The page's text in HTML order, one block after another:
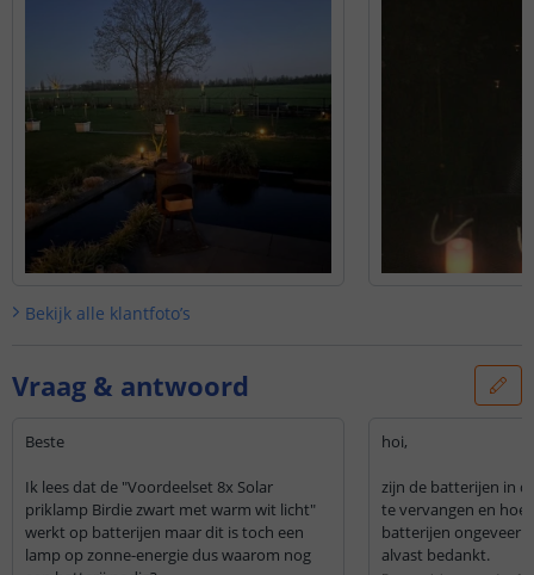
Zou u dit willen proberen? Bij
vragen en/of opmerkingen mag
u altijd contact opnemen met
onze klantenservice.
Bekijk alle klantfoto’s
Vraag & antwoord
Beste
Ik lees dat de "Voordeelset 8x Solar
priklamp Birdie zwart met warm wit licht"
werkt op batterijen maar dit is toch een
lamp op zonne-energie dus waarom nog
hoi,
zijn de batterijen in
te vervangen en
batterijen ongeveer
alvast bedankt.